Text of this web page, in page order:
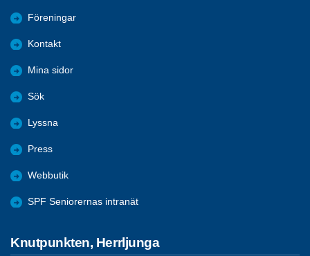
Föreningar
Kontakt
Mina sidor
Sök
Lyssna
Press
Webbutik
SPF Seniorernas intranät
Knutpunkten, Herrljunga